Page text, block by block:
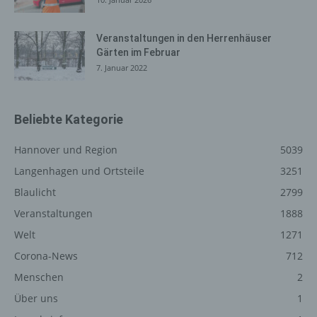
Veranstaltungen in den Herrenhäuser
Gärten im Februar
7. Januar 2022
Beliebte Kategorie
Hannover und Region
5039
Langenhagen und Ortsteile
3251
Blaulicht
2799
Veranstaltungen
1888
Welt
1271
Corona-News
712
Menschen
2
Über uns
1
auszuliefern, (2) die Inhalte unserer Internetseite sowie
Funktionsfähigkeit unserer informationstechnologischen
Systeme und der Technik unserer Internetseite zu
gewährleisten sowie (4) um Strafverfolgungsbehörden
im Falle eines Cyberangriffes die zur Strafverfolgung
anonym erhobenen Daten und Informationen werden
durch uns daher einerseits statistisch und ferner mit dem
Ziel ausgewertet, den Datenschutz und die
um letztlich ein optimales Schutzniveau für die von uns
verarbeiteten personenbezogenen Daten
sicherzustellen. Die anonymen Daten der Server-Logfiles
angegebenen personenbezogenen Daten gespeichert.
Registrierung auf unserer